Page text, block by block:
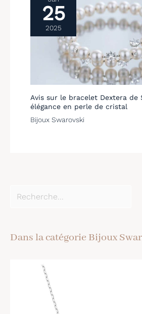
25
2025
Avis sur le bracelet Dextera de
élégance en perle de cristal
Bijoux Swarovski
Dans la catégorie Bijoux